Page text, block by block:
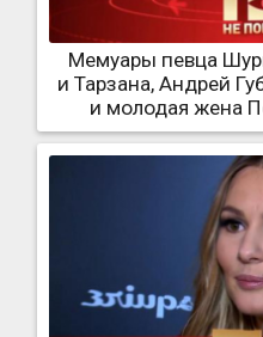
Мемуары певца
и Тарзана, Андрей
и молодая жена